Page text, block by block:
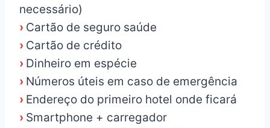
necessário)
› Cartão de seguro saúde
› Cartão de crédito
› Dinheiro em espécie
› Números úteis em caso de emergência
› Endereço do primeiro hotel onde ficará
› Smartphone + carregador